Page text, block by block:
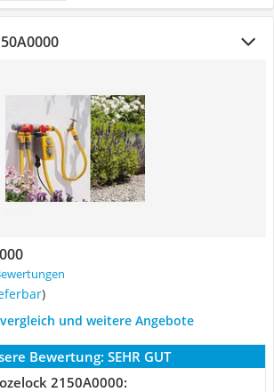
)
und weitere Angebote
Bewertung: SEHR GUT
2150A0000: